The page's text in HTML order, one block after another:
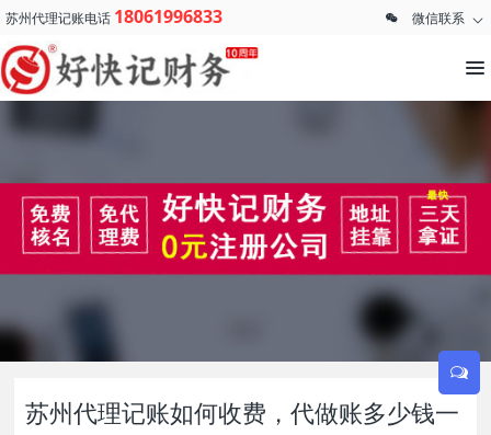
苏州代理记账电话 18061996833 微信联系
苏州代理记账如何收费，代做账多少钱一